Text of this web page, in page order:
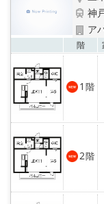
神
ア
階
1 階
2階